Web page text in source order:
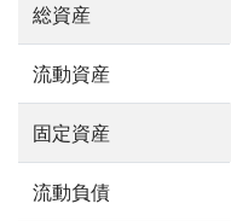
総資産
流動資産
固定資産
流動負債